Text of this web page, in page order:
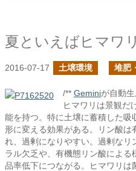
2016-07-17 土壌環境 堆肥
/** Geminiが自動
ヒマワリは景観だ
能を持つ。特に土壌に蓄積した吸
形に変える効果がある。リン酸は
れ、過剰になりやすい。過剰な
ラル欠乏や、有機態リン酸によ
品率低下につながる。ヒマワリは